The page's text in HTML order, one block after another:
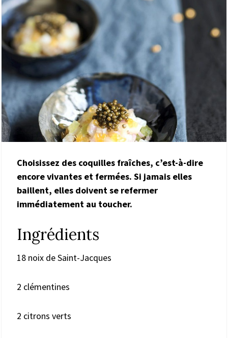
Choisissez des coquilles fraîches, c’est-à-dire
encore vivantes et fermées. Si jamais elles
baillent, elles doivent se refermer
immédiatement au toucher.
Ingrédients
18 noix de Saint-Jacques
2 clémentines
2 citrons verts